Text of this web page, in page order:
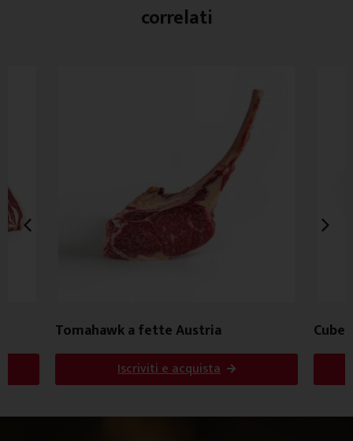
correlati
Tomahawk a fette Austria
Iscriviti e acquista
Cube